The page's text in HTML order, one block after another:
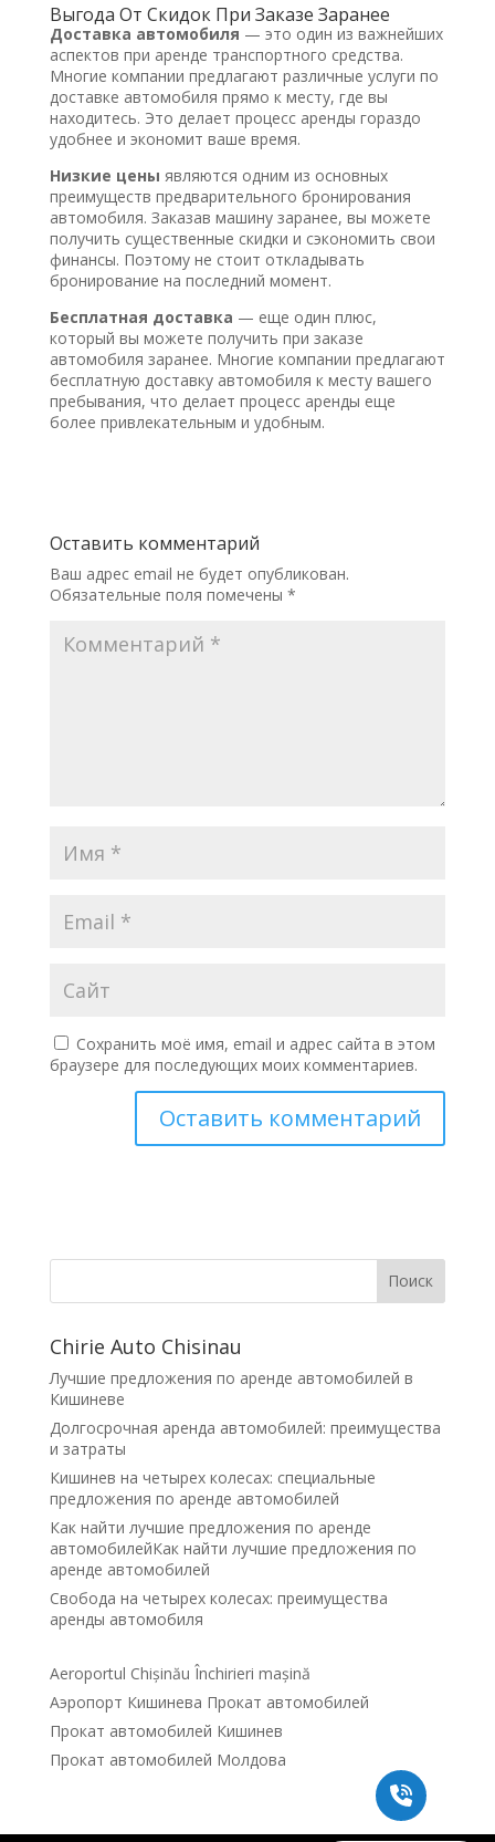
Выгода От Скидок При Заказе Заранее
Доставка автомобиля — это один из важнейших
аспектов при аренде транспортного средства.
Многие компании предлагают различные услуги по
доставке автомобиля прямо к месту, где вы
находитесь. Это делает процесс аренды гораздо
удобнее и экономит ваше время.
Низкие цены являются одним из основных
преимуществ предварительного бронирования
автомобиля. Заказав машину заранее, вы можете
получить существенные скидки и сэкономить свои
финансы. Поэтому не стоит откладывать
бронирование на последний момент.
Бесплатная доставка — еще один плюс,
который вы можете получить при заказе
автомобиля заранее. Многие компании предлагают
бесплатную доставку автомобиля к месту вашего
пребывания, что делает процесс аренды еще
более привлекательным и удобным.
Оставить комментарий
Ваш адрес email не будет опубликован.
Обязательные поля помечены *
Сохранить моё имя, email и адрес сайта в этом
браузере для последующих моих комментариев.
Поиск
Chirie Auto Chisinau
Лучшие предложения по аренде автомобилей в
Кишиневе
Долгосрочная аренда автомобилей: преимущества
и затраты
Кишинев на четырех колесах: специальные
предложения по аренде автомобилей
Как найти лучшие предложения по аренде
автомобилейКак найти лучшие предложения по
аренде автомобилей
Свобода на четырех колесах: преимущества
аренды автомобиля
Aeroportul Chișinău Închirieri mașină
Аэропорт Кишинева Прокат автомобилей
Прокат автомобилей Кишинев
Прокат автомобилей Молдова